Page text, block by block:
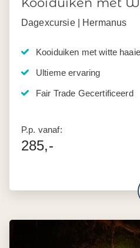
Dagexcursie | Hermanus
Kooiduiken met witte
Ultieme ervaring
Fair Trade Gecertificeerd
P.p. vanaf:
285,-